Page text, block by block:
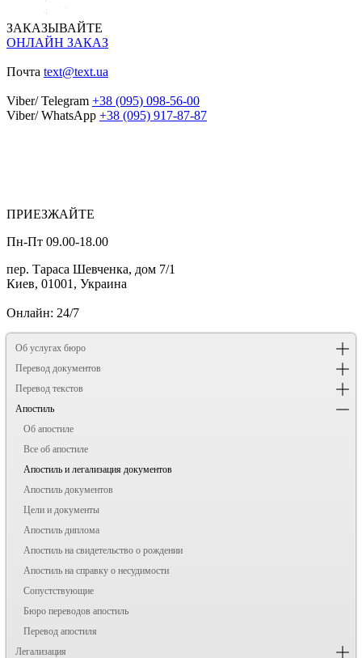
ЗАКАЗЫВАЙТЕ
ОНЛАЙН ЗАКАЗ
Почта text@text.ua
Viber/ Telegram +38 (095) 098-56-00
Viber/ WhatsApp +38 (095) 917-87-87
ПРИЕЗЖАЙТЕ
Пн-Пт 09.00-18.00
пер. Тараса Шевченка, дом 7/1
Киев, 01001, Украина
Онлайн: 24/7
Об услугах бюро
Перевод документов
Перевод текстов
Апостиль
Об апостиле
Все об апостиле
Апостиль и легализация документов
Апостиль документов
Цели и документы
Апостиль диплома
Апостиль на свидетельство о рождении
Апостиль на справку о несудимости
Сопустствующие
Бюро переводов апостиль
Перевод апостиля
Легализация